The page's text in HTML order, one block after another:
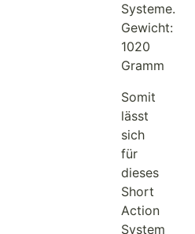
Systeme.
Gewicht:
1020
Gramm
Somit
lässt
sich
für
dieses
Short
Action
System